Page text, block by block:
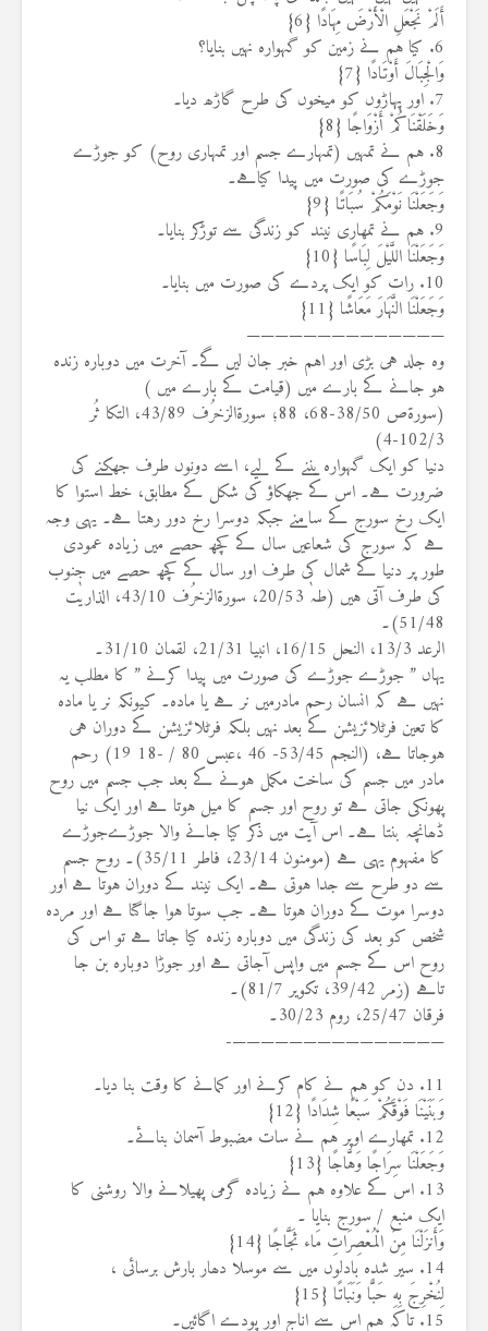
أَلَمْ نَجْعَلِ الْأَرْضَ مِهَادًا {6}
وَالْجِبَالَ أَوْتَادًا {7}
وَخَلَقْنَاكُمْ أَزْوَاجًا {8}
8. ہم نے تمہیں (تمہارے جسم اور تمہاری روح) کو جوڑے
جوڑے کی صورت میں پیدا کیاہے۔
وَجَعَلْنَا نَوْمَكُمْ سُبَاتًا {9}
وَجَعَلْنَا اللَّيْلَ لِبَاسًا {10}
وَجَعَلْنَا النَّهَارَ مَعَاشًا {11}
——————————————
وہ جلد ہی بڑی اور اہم خبر جان لیں گے۔ آخرت میں دوبارہ زندہ
ہو جانے کے بارے میں (قیامت کے بارے میں )
(سورۃص 38/50-68، 88؛ سورۃالزخرُف 43/89، التکا ثُر
102/3-4)
دنیا کو ایک گہوارہ بننے کے لیے، اسے دونوں طرف جھکنے کی
ضرورت ہے۔ اس کے جھکاؤ کی شکل کے مطابق، خط استوا کا
ایک رخ سورج کے سامنے جبکہ دوسرا رخ دور رہتا ہے۔ یہی وجہ
ہے کہ سورج کی شعاعیں سال کے کچھ حصے میں زیادہ عمودی
طور پر دنیا کے شمال کی طرف اور سال کے کچھ حصے میں جنوب
کی طرف آتی ہیں (طہٰ 20/53، سورۃالزخرُف 43/10، الذاریٰت
51/48)۔
الرعد 13/3، النحل 16/15، انبیا 21/31، لقمان 31/10۔
یہاں ” جوڑے جوڑے کی صورت میں پیدا کرنے ” کا مطلب یہ
نہیں ہے کہ انسان رحم مادرمیں نر ہے یا مادہ۔ کیونکہ نر یا مادہ
کا تعین فرٹلائزیشن کے بعد نہیں بلکہ فرٹلائزیشن کے دوران ہی
ہوجاتا ہے، (النجم 53/45- 46 ،عبس 80 / -18 19) رحم
مادر میں جسم کی ساخت مکمل ہونے کے بعد جب جسم میں روح
پھونکی جاتی ہے تو روح اور جسم کا میل ہوتا ہے اور ایک نیا
ڈھانچہ بنتا ہے۔ اس آیت میں ذکر کیا جانے والا جوڑےجوڑے
کا مفہوم یہی ہے (مومنون 23/14، فاطر 35/11)۔ روح جسم
سے دو طرح سے جدا ہوتی ہے۔ ایک نیند کے دوران ہوتا ہے اور
دوسرا موت کے دوران ہوتا ہے۔ جب سوتا ہوا جاگتا ہے اور مردہ
شخص کو بعد کی زندگی میں دوبارہ زندہ کیا جاتا ہے تو اس کی
روح اس کے جسم میں واپس آجاتی ہے اور جوڑا دوبارہ بن جا
تاہے (زمر 39/42، تکویر 81/7)۔
فرقان 25/47، روم 30/23۔
———————————————-
وَبَنَيْنَا فَوْقَكُمْ سَبْعًا شِدَادًا {12}
وَجَعَلْنَا سِرَاجًا وَهَّاجًا {13}
13. اس کے علاوہ ہم نے زیادہ گرمی پھیلانے والا روشنی کا
ایک منبع / سورج بنایا ۔
وَأَنزَلْنَا مِنَ الْمُعْصِرَاتِ مَاء ثَجَّاجًا {14}
لِنُخْرِجَ بِهِ حَبًّا وَنَبَاتًا {15}